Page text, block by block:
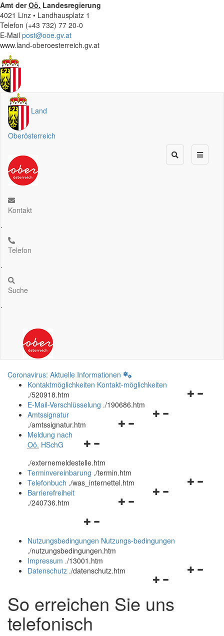
Amt derOö. Landesregierung
4021 Linz • Landhausplatz 1
Telefon (+43 732) 77 20-0
E-Mail post@ooe.gv.at
www.land-oberoesterreich.gv.at
Land
Oberösterreich
Kontakt
.
Telefon
.
Suche
.
Coronavirus: Aktuelle Informationen
Kontaktmöglichkeiten Kontakt-möglichkeiten
./520918.htm
Navigationsmenü
E-Mail-Verschlüsselung ./190686.htm
Navigationsmenü
Amtssignatur
./amtssignatur.htm
Navigationsmenü
und
schließen
Meldung nach
Oö. HSchG
./externemeldestelle.htm
Terminvereinbarung ./termin.htm
Navigationsmenü
Telefonbuch ./was_internettel.htm
Navigationsmenü
Barrierefreiheit
./240736.htm
Navigationsmenü
und
schließen
Nutzungsbedingungen Nutzungs-bedingungen
./nutzungsbedingungen.htm
Impressum ./13001.htm
Navigationsmenü
und
schließen
Datenschutz ./datenschutz.htm
So erreichen Sie uns
telefonisch